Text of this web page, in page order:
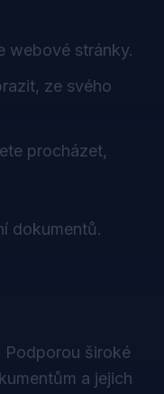
webové stránky.
ze svého
procházet,
dokumentů.
Podporou široké
a jejich